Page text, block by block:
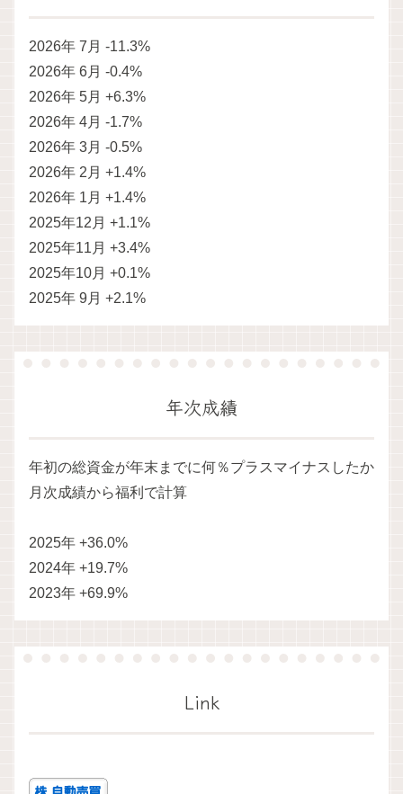
2026年 7月 -11.3%
2026年 6月 -0.4%
2026年 5月 +6.3%
2026年 4月 -1.7%
2026年 3月 -0.5%
2026年 2月 +1.4%
2026年 1月 +1.4%
2025年12月 +1.1%
2025年11月 +3.4%
2025年10月 +0.1%
2025年 9月 +2.1%
年次成績
年初の総資金が年末までに何％プラスマイナスしたか
月次成績から福利で計算
2025年 +36.0%
2024年 +19.7%
2023年 +69.9%
Link